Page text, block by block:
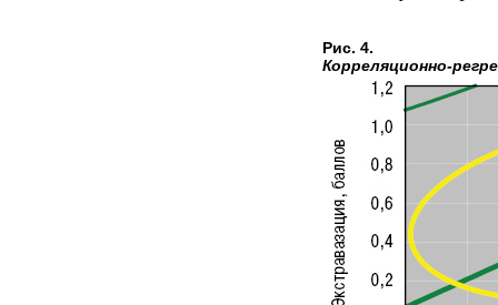
Рис. 4.
Корреляционно-